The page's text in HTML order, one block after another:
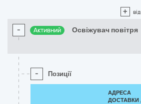
+
- Активний Освіжувач повітря
- Позиції
АДРЕСА
ДОСТАВКИ